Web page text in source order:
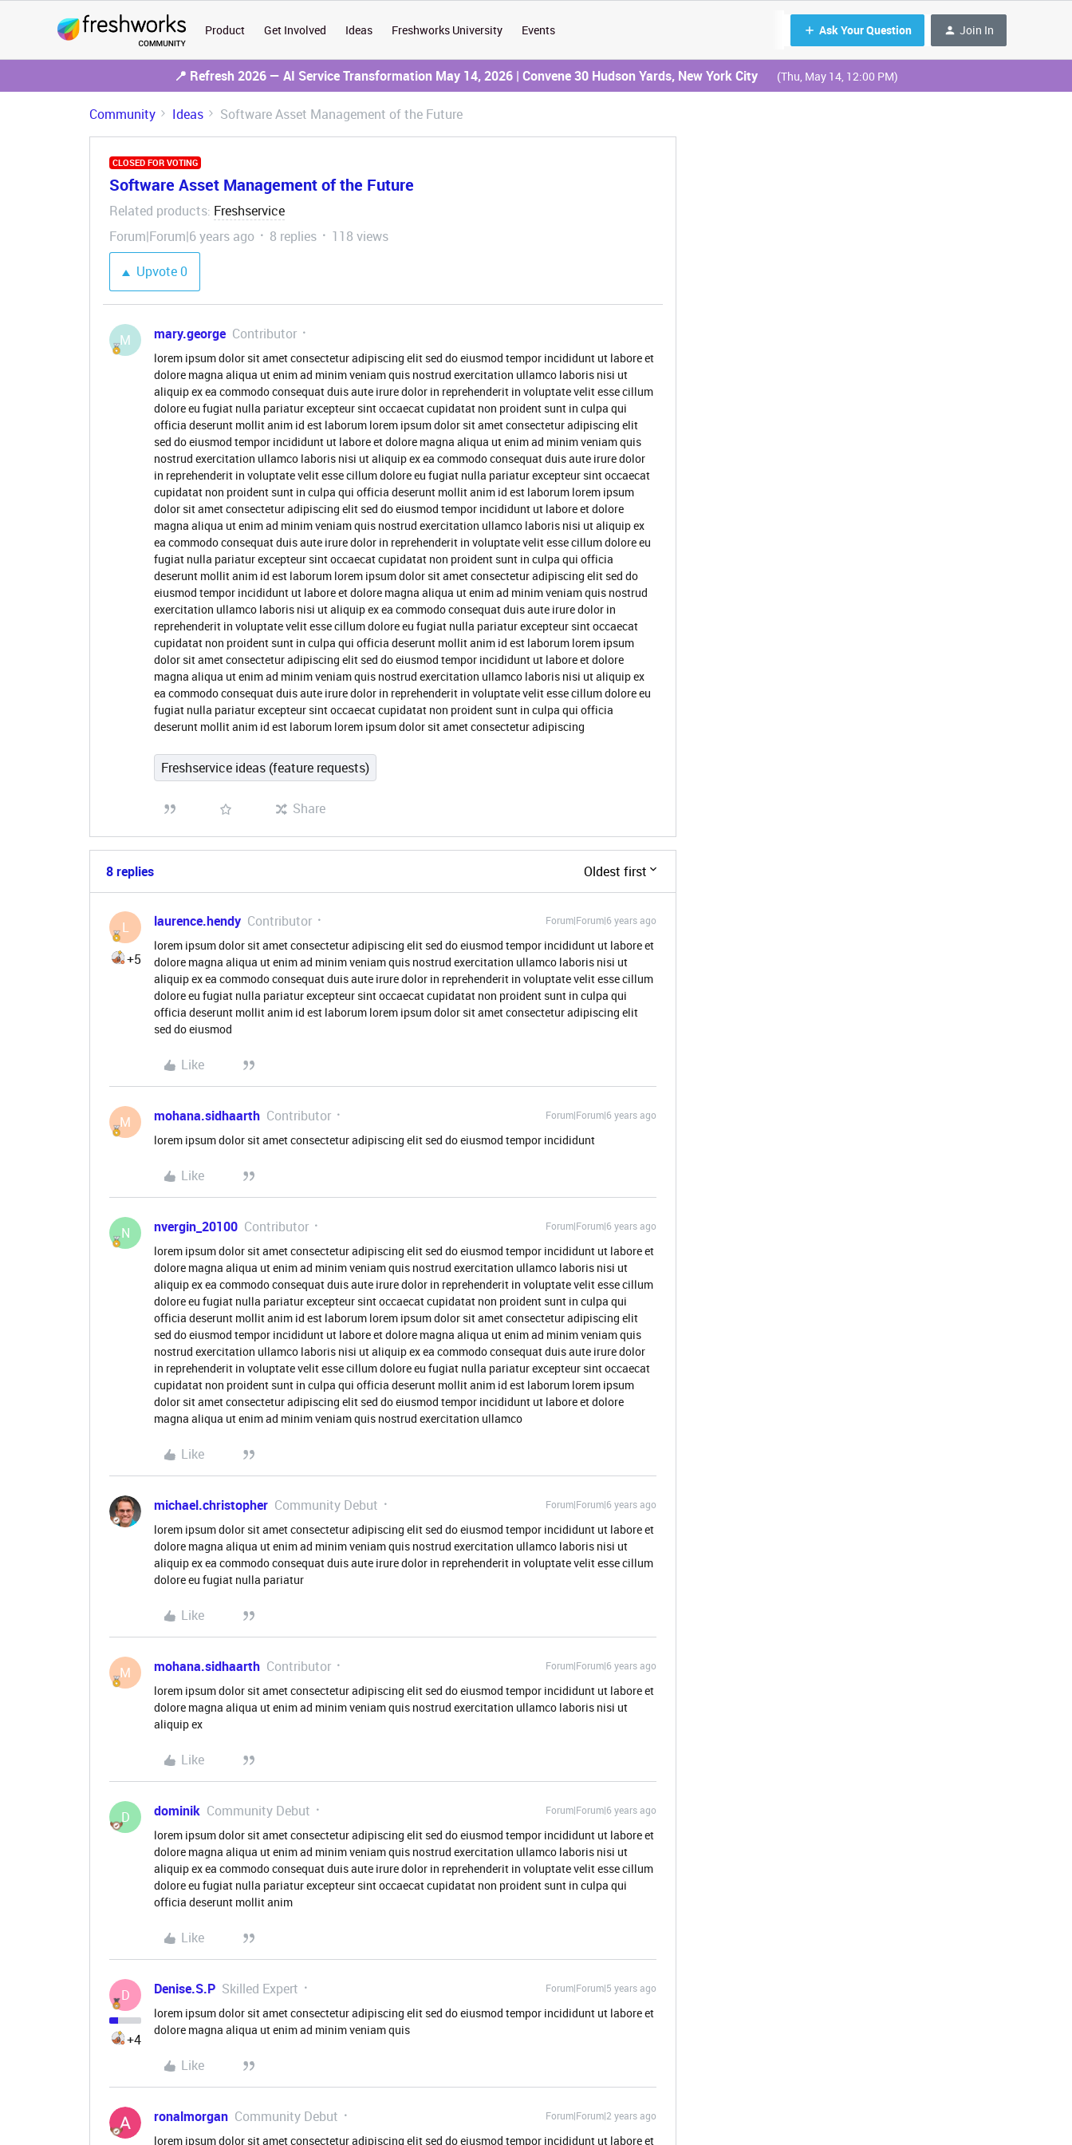
Product Get Involved Ideas Freshworks University Events Ask Your Question Join In
📍 Refresh 2026 — AI Service Transformation May 14, 2026 | Convene 30 Hudson Yards, New York City (Thu, May 14, 12:00 PM)
Community Ideas Software Asset Management of the Future
CLOSED FOR VOTING
Software Asset Management of the Future
Related products: Freshservice
Forum|Forum|6 years ago
8 replies
118 views
Upvote0
M mary.george Contributor
lorem ipsum dolor sit amet consectetur adipiscing elit sed do eiusmod tempor incididunt ut labore et
dolore magna aliqua ut enim ad minim veniam quis nostrud exercitation ullamco laboris nisi ut
aliquip ex ea commodo consequat duis aute irure dolor in reprehenderit in voluptate velit esse cillum
dolore eu fugiat nulla pariatur excepteur sint occaecat cupidatat non proident sunt in culpa qui
officia deserunt mollit anim id est laborum lorem ipsum dolor sit amet consectetur adipiscing elit
sed do eiusmod tempor incididunt ut labore et dolore magna aliqua ut enim ad minim veniam quis
nostrud exercitation ullamco laboris nisi ut aliquip ex ea commodo consequat duis aute irure dolor
in reprehenderit in voluptate velit esse cillum dolore eu fugiat nulla pariatur excepteur sint occaecat
cupidatat non proident sunt in culpa qui officia deserunt mollit anim id est laborum lorem ipsum
dolor sit amet consectetur adipiscing elit sed do eiusmod tempor incididunt ut labore et dolore
magna aliqua ut enim ad minim veniam quis nostrud exercitation ullamco laboris nisi ut aliquip ex
ea commodo consequat duis aute irure dolor in reprehenderit in voluptate velit esse cillum dolore eu
fugiat nulla pariatur excepteur sint occaecat cupidatat non proident sunt in culpa qui officia
deserunt mollit anim id est laborum lorem ipsum dolor sit amet consectetur adipiscing elit sed do
eiusmod tempor incididunt ut labore et dolore magna aliqua ut enim ad minim veniam quis nostrud
exercitation ullamco laboris nisi ut aliquip ex ea commodo consequat duis aute irure dolor in
reprehenderit in voluptate velit esse cillum dolore eu fugiat nulla pariatur excepteur sint occaecat
cupidatat non proident sunt in culpa qui officia deserunt mollit anim id est laborum lorem ipsum
dolor sit amet consectetur adipiscing elit sed do eiusmod tempor incididunt ut labore et dolore
magna aliqua ut enim ad minim veniam quis nostrud exercitation ullamco laboris nisi ut aliquip ex
ea commodo consequat duis aute irure dolor in reprehenderit in voluptate velit esse cillum dolore eu
fugiat nulla pariatur excepteur sint occaecat cupidatat non proident sunt in culpa qui officia
deserunt mollit anim id est laborum lorem ipsum dolor sit amet consectetur adipiscing
Freshservice ideas (feature requests)
Share
8 replies Oldest first
L
+5
laurence.hendy Contributor Forum|Forum|6 years ago
lorem ipsum dolor sit amet consectetur adipiscing elit sed do eiusmod tempor incididunt ut labore et
dolore magna aliqua ut enim ad minim veniam quis nostrud exercitation ullamco laboris nisi ut
aliquip ex ea commodo consequat duis aute irure dolor in reprehenderit in voluptate velit esse cillum
dolore eu fugiat nulla pariatur excepteur sint occaecat cupidatat non proident sunt in culpa qui
officia deserunt mollit anim id est laborum lorem ipsum dolor sit amet consectetur adipiscing elit
sed do eiusmod
Like
M mohana.sidhaarth Contributor Forum|Forum|6 years ago
lorem ipsum dolor sit amet consectetur adipiscing elit sed do eiusmod tempor incididunt
Like
N nvergin_20100 Contributor Forum|Forum|6 years ago
lorem ipsum dolor sit amet consectetur adipiscing elit sed do eiusmod tempor incididunt ut labore et
dolore magna aliqua ut enim ad minim veniam quis nostrud exercitation ullamco laboris nisi ut
aliquip ex ea commodo consequat duis aute irure dolor in reprehenderit in voluptate velit esse cillum
dolore eu fugiat nulla pariatur excepteur sint occaecat cupidatat non proident sunt in culpa qui
officia deserunt mollit anim id est laborum lorem ipsum dolor sit amet consectetur adipiscing elit
sed do eiusmod tempor incididunt ut labore et dolore magna aliqua ut enim ad minim veniam quis
nostrud exercitation ullamco laboris nisi ut aliquip ex ea commodo consequat duis aute irure dolor
in reprehenderit in voluptate velit esse cillum dolore eu fugiat nulla pariatur excepteur sint occaecat
cupidatat non proident sunt in culpa qui officia deserunt mollit anim id est laborum lorem ipsum
dolor sit amet consectetur adipiscing elit sed do eiusmod tempor incididunt ut labore et dolore
magna aliqua ut enim ad minim veniam quis nostrud exercitation ullamco
Like
michael.christopher Community Debut Forum|Forum|6 years ago
lorem ipsum dolor sit amet consectetur adipiscing elit sed do eiusmod tempor incididunt ut labore et
dolore magna aliqua ut enim ad minim veniam quis nostrud exercitation ullamco laboris nisi ut
aliquip ex ea commodo consequat duis aute irure dolor in reprehenderit in voluptate velit esse cillum
dolore eu fugiat nulla pariatur
Like
M mohana.sidhaarth Contributor Forum|Forum|6 years ago
lorem ipsum dolor sit amet consectetur adipiscing elit sed do eiusmod tempor incididunt ut labore et
dolore magna aliqua ut enim ad minim veniam quis nostrud exercitation ullamco laboris nisi ut
aliquip ex
Like
D dominik Community Debut Forum|Forum|6 years ago
lorem ipsum dolor sit amet consectetur adipiscing elit sed do eiusmod tempor incididunt ut labore et
dolore magna aliqua ut enim ad minim veniam quis nostrud exercitation ullamco laboris nisi ut
aliquip ex ea commodo consequat duis aute irure dolor in reprehenderit in voluptate velit esse cillum
dolore eu fugiat nulla pariatur excepteur sint occaecat cupidatat non proident sunt in culpa qui
officia deserunt mollit anim
Like
D
+4
Denise.S.P Skilled Expert Forum|Forum|5 years ago
lorem ipsum dolor sit amet consectetur adipiscing elit sed do eiusmod tempor incididunt ut labore et
dolore magna aliqua ut enim ad minim veniam quis
Like
ronalmorgan Community Debut Forum|Forum|2 years ago
lorem ipsum dolor sit amet consectetur adipiscing elit sed do eiusmod tempor incididunt ut labore et